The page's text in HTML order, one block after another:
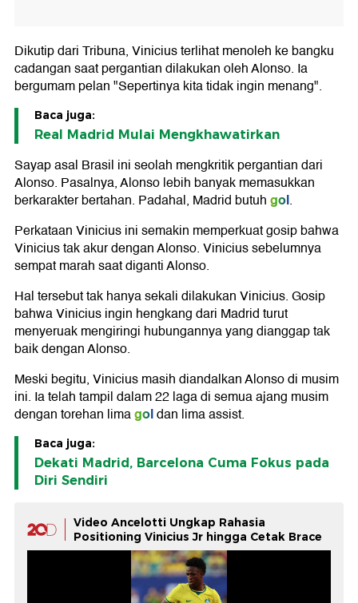
Dikutip dari Tribuna, Vinicius terlihat menoleh ke bangku
cadangan saat pergantian dilakukan oleh Alonso. Ia
bergumam pelan "Sepertinya kita tidak ingin menang".
Baca juga:
Real Madrid Mulai Mengkhawatirkan
Sayap asal Brasil ini seolah mengkritik pergantian dari
Alonso. Pasalnya, Alonso lebih banyak memasukkan
berkarakter bertahan. Padahal, Madrid butuhgol.
Perkataan Vinicius ini semakin memperkuat gosip bahwa
Vinicius tak akur dengan Alonso. Vinicius sebelumnya
sempat marah saat diganti Alonso.
Hal tersebut tak hanya sekali dilakukan Vinicius. Gosip
bahwa Vinicius ingin hengkang dari Madrid turut
menyeruak mengiringi hubungannya yang dianggap tak
baik dengan Alonso.
Meski begitu, Vinicius masih diandalkan Alonso di musim
ini. Ia telah tampil dalam 22 laga di semua ajang musim
dengan torehan limagoldan lima assist.
Baca juga:
Dekati Madrid, Barcelona Cuma Fokus pada
Diri Sendiri
Video Ancelotti Ungkap Rahasia
Positioning Vinicius Jr hingga Cetak Brace